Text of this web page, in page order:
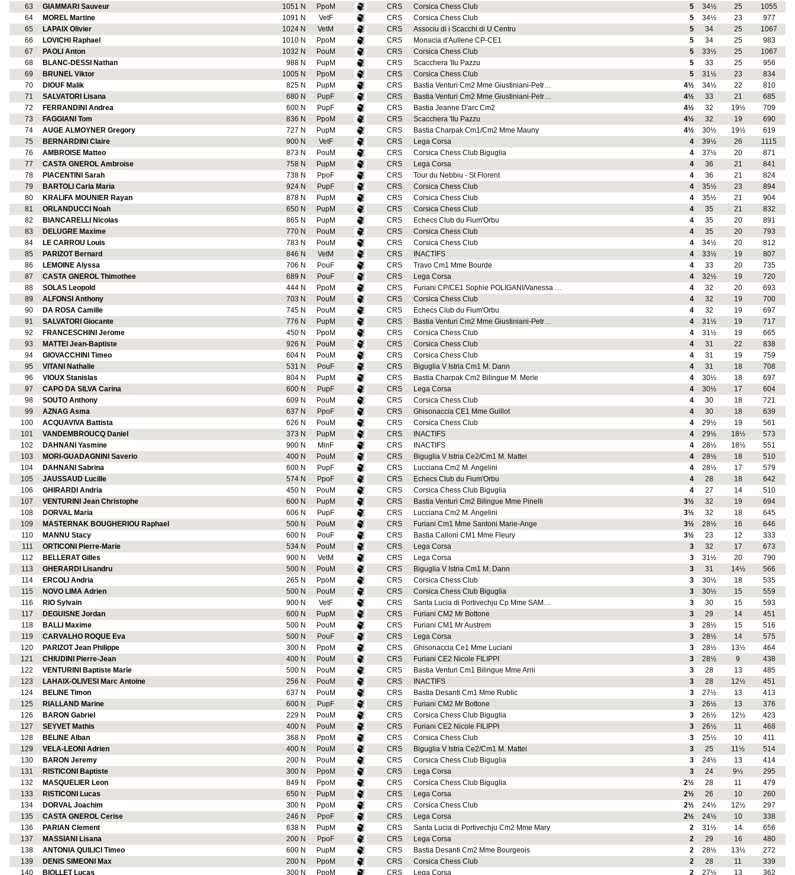
63
GIAMMARI Sauveur 1051 N PpoM CRS Corsica Chess Club 5 34½ 25
1055
64
MOREL Martine 1091 N VetF CRS Corsica Chess Club 5 34½ 23
977
65
LAPAIX Olivier 1024 N VetM CRS Associu di i Scacchi di U Centru 5 34 25
1067
66
LOVICHI Raphael 1010 N PpoM CRS Monacia d'Aullene CP-CE1 5 34 25
983
67
PAOLI Anton 1032 N PouM CRS Corsica Chess Club 5 33½ 25
1067
68
BLANC-DESSI Nathan 988 N PupM CRS Scacchera 'IIu Pazzu 5 33 25
956
69
BRUNEL Viktor 1005 N PpoM CRS Corsica Chess Club 5 31½ 23
834
70
DIOUF Malik 825 N PupM CRS Bastia Venturi Cm2 Mme Giustiniani-Petr… 4½ 34½ 22
810
71
SALVATORI Lisana 680 N PupF CRS Bastia Venturi Cm2 Mme Giustiniani-Petr… 4½ 33 21
685
72
FERRANDINI Andrea 600 N PupF CRS Bastia Jeanne D'arc Cm2 4½ 32 19½
709
73
FAGGIANI Tom 836 N PpoM CRS Scacchera 'IIu Pazzu 4½ 32 19
690
74
AUGE ALMOYNER Gregory 727 N PupM CRS Bastia Charpak Cm1/Cm2 Mme Mauny 4½ 30½ 19½
619
75
BERNARDINI Claire 900 N VetF CRS Lega Corsa 4 39½ 26
1115
76
AMBROISE Matteo 873 N PouM CRS Corsica Chess Club Biguglia 4 37½ 20
871
77
CASTA GNEROL Ambroise 758 N PupM CRS Lega Corsa 4 36 21
841
78
PIACENTINI Sarah 738 N PpoF CRS Tour du Nebbiu - St Florent 4 36 21
824
79
BARTOLI Carla Maria 924 N PupF CRS Corsica Chess Club 4 35½ 23
894
80
KRALIFA MOUNIER Rayan 878 N PupM CRS Corsica Chess Club 4 35½ 21
904
81
ORLANDUCCI Noah 650 N PupM CRS Corsica Chess Club 4 35 21
832
82
BIANCARELLI Nicolas 865 N PupM CRS Echecs Club du Fium'Orbu 4 35 20
891
83
DELUGRE Maxime 770 N PouM CRS Corsica Chess Club 4 35 20
793
84
LE CARROU Louis 783 N PouM CRS Corsica Chess Club 4 34½ 20
812
85
PARIZOT Bernard 846 N VetM CRS INACTIFS 4 33½ 19
807
86
LEMOINE Alyssa 706 N PouF CRS Travo Cm1 Mme Bourde 4 33 20
735
87
CASTA GNEROL Thimothee 689 N PouF CRS Lega Corsa 4 32½ 19
720
88
SOLAS Leopold 444 N PpoM CRS Furiani CP/CE1 Sophie POLIGANI/Vanessa … 4 32 20
693
89
ALFONSI Anthony 703 N PouM CRS Corsica Chess Club 4 32 19
700
90
DA ROSA Camille 745 N PouM CRS Echecs Club du Fium'Orbu 4 32 19
697
91
SALVATORI Giocante 776 N PupM CRS Bastia Venturi Cm2 Mme Giustiniani-Petr… 4 31½ 19
717
92
FRANCESCHINI Jerome 450 N PpoM CRS Corsica Chess Club 4 31½ 19
665
93
MATTEI Jean-Baptiste 926 N PouM CRS Corsica Chess Club 4 31 22
838
94
GIOVACCHINI Timeo 604 N PouM CRS Corsica Chess Club 4 31 19
759
95
VITANI Nathalie 531 N PouF CRS Biguglia V Istria Cm1 M. Dann 4 31 18
708
96
VIOUX Stanislas 804 N PupM CRS Bastia Charpak Cm2 Bilingue M. Merle 4 30½ 18
697
97
CAPO DA SILVA Carina 600 N PupF CRS Lega Corsa 4 30½ 17
604
98
SOUTO Anthony 609 N PouM CRS Corsica Chess Club 4 30 18
721
99
AZNAG Asma 637 N PpoF CRS Ghisonaccia CE1 Mme Guillot 4 30 18
639
100
ACQUAVIVA Battista 626 N PouM CRS Corsica Chess Club 4 29½ 19
561
101
VANDEMBROUCQ Daniel 373 N PupM CRS INACTIFS 4 29½ 18½
573
102
DAHNANI Yasmine 900 N MinF CRS INACTIFS 4 28½ 18½
551
103
MORI-GUADAGNINI Saverio 400 N PouM CRS Biguglia V Istria Ce2/Cm1 M. Mattei 4 28½ 18
510
104
DAHNANI Sabrina 600 N PupF CRS Lucciana Cm2 M. Angelini 4 28½ 17
579
105
JAUSSAUD Lucille 574 N PpoF CRS Echecs Club du Fium'Orbu 4 28 18
642
106
GHIRARDI Andria 450 N PouM CRS Corsica Chess Club Biguglia 4 27 14
510
107
VENTURINI Jean Christophe 600 N PupM CRS Bastia Venturi Cm2 Bilingue Mme Pinelli 3½ 32 19
694
108
DORVAL Maria 606 N PupF CRS Lucciana Cm2 M. Angelini 3½ 32 18
645
109
MASTERNAK BOUGHERIOU Raphael 500 N PouM CRS Furiani Cm1 Mme Santoni Marie-Ange 3½ 28½ 16
646
110
MANNU Stacy 600 N PouF CRS Bastia Calloni CM1 Mme Fleury 3½ 23 12
333
111
ORTICONI Pierre-Marie 534 N PouM CRS Lega Corsa 3 32 17
673
112
BELLERAT Gilles 900 N VetM CRS Lega Corsa 3 31½ 20
790
113
GHERARDI Lisandru 500 N PouM CRS Biguglia V Istria Cm1 M. Dann 3 31 14½
566
114
ERCOLI Andria 265 N PpoM CRS Corsica Chess Club 3 30½ 18
535
115
NOVO LIMA Adrien 500 N PouM CRS Corsica Chess Club Biguglia 3 30½ 15
559
116
RIO Sylvain 900 N VetF CRS Santa Lucia di Portivechju Cp Mme SAM… 3 30 15
593
117
DEGUISNE Jordan 600 N PupM CRS Furiani CM2 Mr Bottone 3 29 14
451
118
BALLI Maxime 500 N PouM CRS Furiani CM1 Mr Austrem 3 28½ 15
516
119
CARVALHO ROQUE Eva 500 N PouF CRS Lega Corsa 3 28½ 14
575
120
PARIZOT Jean Philippe 300 N PpoM CRS Ghisonaccia Ce1 Mme Luciani 3 28½ 13½
464
121
CHIUDINI Pierre-Jean 400 N PouM CRS Furiani CE2 Nicole FILIPPI 3 28½ 9
438
122
VENTURINI Baptiste Marie 500 N PouM CRS Bastia Venturi Cm1 Bilingue Mme Arrii 3 28 13
485
123
LAHAIX-OLIVESI Marc Antoine 256 N PouM CRS INACTIFS 3 28 12½
451
124
BELINE Timon 637 N PouM CRS Bastia Desanti Cm1 Mme Rublic 3 27½ 13
413
125
RIALLAND Marine 600 N PupF CRS Furiani CM2 Mr Bottone 3 26½ 13
376
126
BARON Gabriel 229 N PouM CRS Corsica Chess Club Biguglia 3 26½ 12½
423
127
SEYVET Mathis 400 N PouM CRS Furiani CE2 Nicole FILIPPI 3 26½ 11
468
128
BELINE Alban 368 N PpoM CRS Corsica Chess Club 3 25½ 10
411
129
VELA-LEONI Adrien 400 N PouM CRS Biguglia V Istria Ce2/Cm1 M. Mattei 3 25 11½
514
130
BARON Jeremy 200 N PouM CRS Corsica Chess Club Biguglia 3 24½ 13
414
131
RISTICONI Baptiste 300 N PpoM CRS Lega Corsa 3 24 9½
295
132
MASQUELIER Leon 849 N PpoM CRS Corsica Chess Club Biguglia 2½ 28 11
479
133
RISTICONI Lucas 650 N PupM CRS Lega Corsa 2½ 26 10
260
134
DORVAL Joachim 300 N PpoM CRS Corsica Chess Club 2½ 24½ 12½
297
135
CASTA GNEROL Cerise 246 N PpoF CRS Lega Corsa 2½ 24½ 10
338
136
PARIAN Clement 638 N PupM CRS Santa Lucia di Portivechju Cm2 Mme Mary 2 31½ 14
656
137
MASSIANI Lisana 200 N PpoF CRS Lega Corsa 2 29 16
480
138
ANTONIA QUILICI Timeo 600 N PupM CRS Bastia Desanti Cm2 Mme Bourgeois 2 28½ 13½
272
139
DENIS SIMEONI Max 200 N PpoM CRS Corsica Chess Club 2 28 11
339
140
BIOLLET Lucas 300 N PpoM CRS Lega Corsa 2 27½ 13 362